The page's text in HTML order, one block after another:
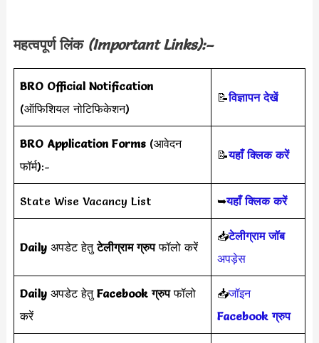
महत्वपूर्ण लिंक (Important Links):–
BRO Official Notification
(ऑफिशियल नोटिफिकेशन)
📝विज्ञापन देखें
BRO Application Forms (आवेदन
फॉर्म):-
📝यहाँ क्लिक करें
State Wise Vacancy List ➥यहाँ क्लिक करें
Daily अपडेट हेतुटेलीग्राम ग्रुपफॉलो करें
📥टेलीग्राम जॉब
अपड़ेस
Daily अपडेट हेतुFacebook ग्रुपफॉलो
करें
📥जॉइन
Facebook ग्रुप